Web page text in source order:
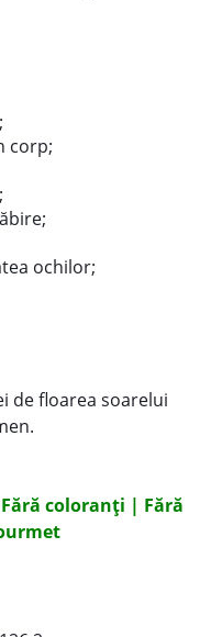
corp;
ochilor;
de floarea soarelui
coloranți | Fără